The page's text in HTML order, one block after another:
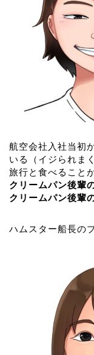
航空会社入社当初
いる（イジられま
旅行と食べること
クリームパン後輩
クリームパン後輩
ハムスター船長の